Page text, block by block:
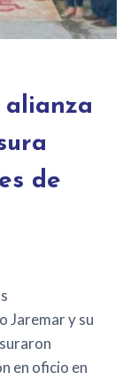
alianza
de
Jaremar y su
en oficio en